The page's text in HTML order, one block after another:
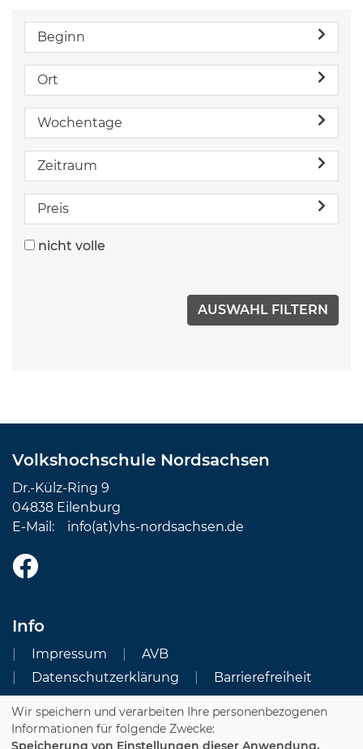
Beginn
Ort
Wochentage
Zeitraum
Preis
nicht volle
Volkshochschule Nordsachsen
Dr.-Külz-Ring 9
04838 Eilenburg
E-Mail: info(at)vhs-nordsachsen.de
Info
Impressum
AVB
Datenschutzerklärung
Barrierefreiheit
Cookie Einstellungen
Wir speichern und verarbeiten Ihre personenbezogenen
Informationen für folgende Zwecke:
Speicherung von Einstellungen dieser Anwendung,